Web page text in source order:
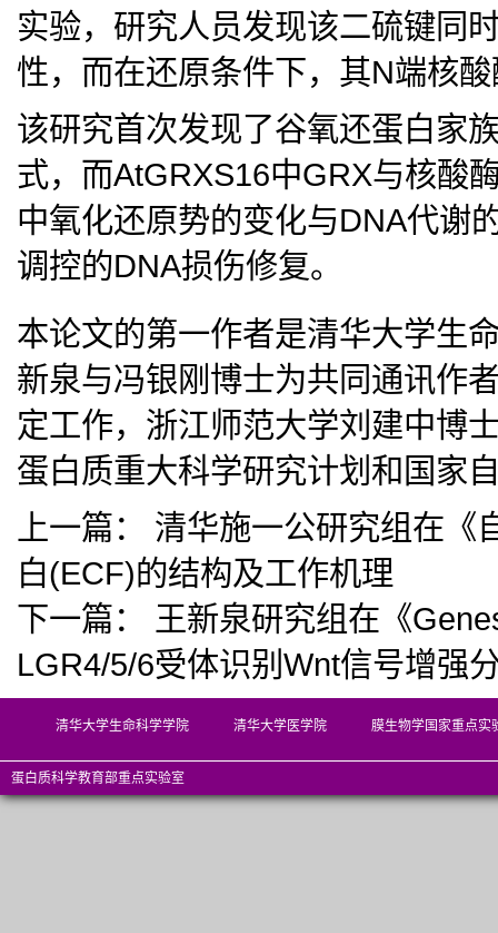
实验，研究人员发现该二硫键同
性，而在还原条件下，其N端核
该研究首次发现了谷氧还蛋白家
式，而AtGRXS16中GRX与核酸
中氧化还原势的变化与DNA代谢
调控的DNA损伤修复。
本论文的第一作者是清华大学生
新泉与冯银刚博士为共同通讯作
定工作，浙江师范大学刘建中博
蛋白质重大科学研究计划和国家
上一篇：
清华施一公研究组在《
白(ECF)的结构及工作机理
下一篇：
王新泉研究组在《
LGR4/5/6受体识别Wnt信号增强
清华大学生命科学学院 清华大学医学院 膜生物学国家重点实
蛋白质科学教育部重点实验室